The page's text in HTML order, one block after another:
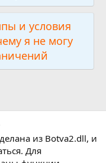
и условия
я не могу
из Botva2.dll, и
Для